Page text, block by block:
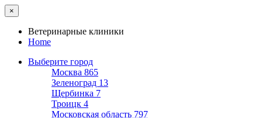
×
Ветеринарные клиники
Home
Выберите город
Москва 865
Зеленоград 13
Щербинка 7
Троицк 4
Московская область 797